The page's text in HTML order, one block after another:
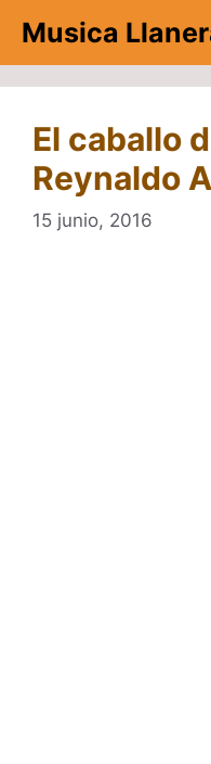
contenido
Musica
El caballo
Reynaldo
15 junio, 2016